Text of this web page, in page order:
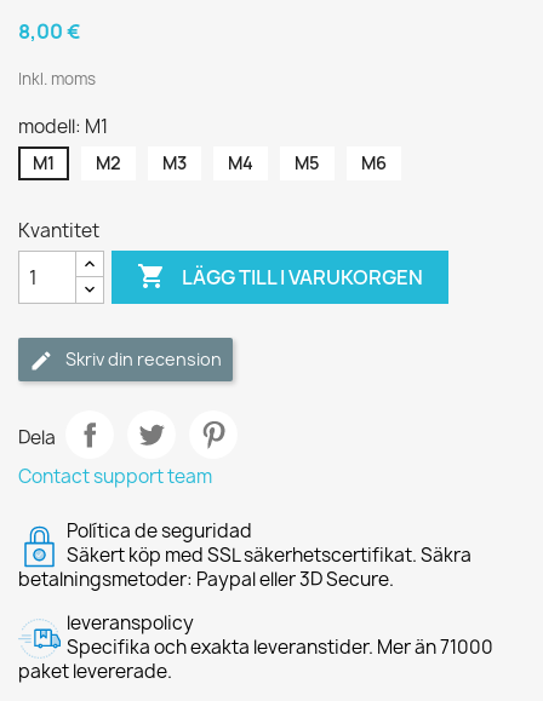
8,00 €
Inkl. moms
modell: M1
M1 M2 M3 M4 M5 M6
Kvantitet
 LÄGG TILL I VARUKORGEN
Skriv din recension
Dela
Contact support team
Política de seguridad
Säkert köp med SSL säkerhetscertifikat. Säkra
betalningsmetoder: Paypal eller 3D Secure.
leveranspolicy
Specifika och exakta leveranstider. Mer än 71000
paket levererade.